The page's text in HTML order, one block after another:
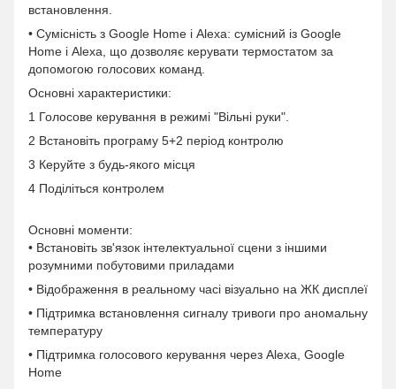
встановлення.
• Сумісність з Google Home і Alexa: сумісний із Google
Home і Alexa, що дозволяє керувати термостатом за
допомогою голосових команд.
Основні характеристики:
1 Голосове керування в режимі "Вільні руки".
2 Встановіть програму 5+2 період контролю
3 Керуйте з будь-якого місця
4 Поділіться контролем
Основні моменти:
• Встановіть зв'язок інтелектуальної сцени з іншими
розумними побутовими приладами
• Відображення в реальному часі візуально на ЖК дисплеї
• Підтримка встановлення сигналу тривоги про аномальну
температуру
• Підтримка голосового керування через Alexa, Google
Home